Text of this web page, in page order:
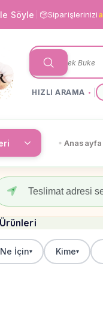
Söyle Siparişlerinizi
HIZLI ARAMA
Anasayfa
Ne İçin▾ Kime▾